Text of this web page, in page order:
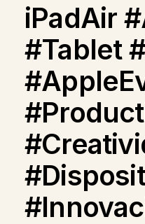
iPadAir
#Tablet